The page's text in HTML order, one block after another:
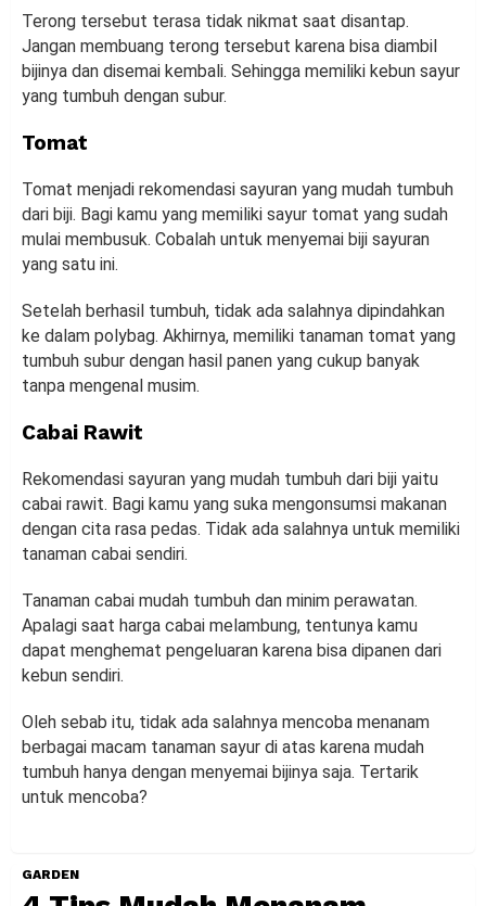
Terong tersebut terasa tidak nikmat saat disantap.
Jangan membuang terong tersebut karena bisa diambil
bijinya dan disemai kembali. Sehingga memiliki kebun sayur
yang tumbuh dengan subur.
Tomat
Tomat menjadi rekomendasi sayuran yang mudah tumbuh
dari biji. Bagi kamu yang memiliki sayur tomat yang sudah
mulai membusuk. Cobalah untuk menyemai biji sayuran
yang satu ini.
Setelah berhasil tumbuh, tidak ada salahnya dipindahkan
ke dalam polybag. Akhirnya, memiliki tanaman tomat yang
tumbuh subur dengan hasil panen yang cukup banyak
tanpa mengenal musim.
Cabai Rawit
Rekomendasi sayuran yang mudah tumbuh dari biji yaitu
cabai rawit. Bagi kamu yang suka mengonsumsi makanan
dengan cita rasa pedas. Tidak ada salahnya untuk memiliki
tanaman cabai sendiri.
Tanaman cabai mudah tumbuh dan minim perawatan.
Apalagi saat harga cabai melambung, tentunya kamu
dapat menghemat pengeluaran karena bisa dipanen dari
kebun sendiri.
Oleh sebab itu, tidak ada salahnya mencoba menanam
berbagai macam tanaman sayur di atas karena mudah
tumbuh hanya dengan menyemai bijinya saja. Tertarik
untuk mencoba?
GARDEN